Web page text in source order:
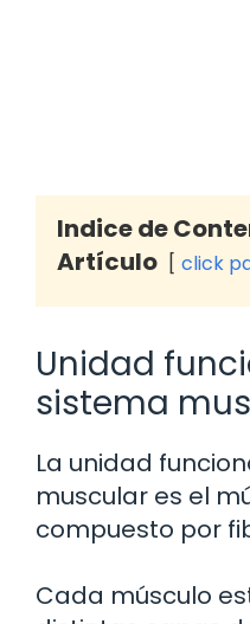
Indice de
Artículo
click
Unidad
sistema
La unidad
muscular es el
compuesto por
Cada músculo